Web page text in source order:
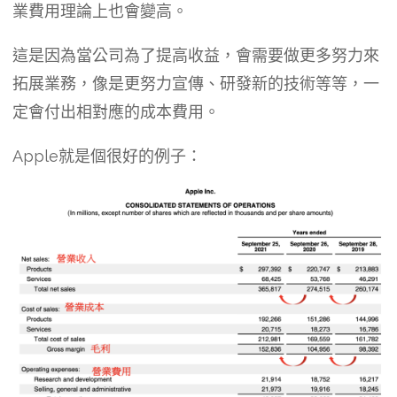
業費用理論上也會變高。
這是因為當公司為了提高收益，會需要做更多努力來
拓展業務，像是更努力宣傳、研發新的技術等等，一
定會付出相對應的成本費用。
Apple就是個很好的例子：